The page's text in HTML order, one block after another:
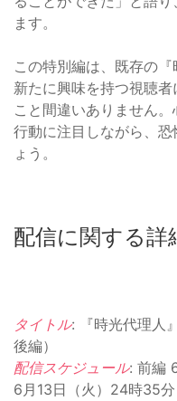
ます。
この特別編は、既存の『
新たに興味を持つ視聴
こと間違いありません
行動に注目しながら、
ょう。
配信に関する詳
タイトル: 『時光代理人
後編）
配信スケジュール: 前編
6月13日（火）24時35分